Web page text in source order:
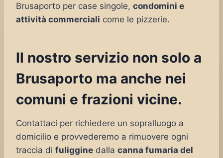
Brusaporto per case singole, condomini e
attività commerciali come le pizzerie.
Il nostro servizio non solo a
Brusaporto ma anche nei
comuni e frazioni vicine.
Contattaci per richiedere un sopralluogo a
domicilio e provvederemo a rimuovere ogni
traccia di fuliggine dalla canna fumaria del